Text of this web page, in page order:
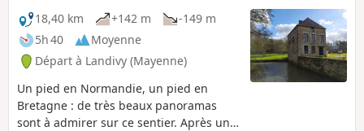
18,40 km
+142 m
-149 m
5h 40
Moyenne
Départ à Landivy (Mayenne)
Un pied en Normandie, un pied en
Bretagne : de très beaux panoramas
sont à admirer sur ce sentier. Après une